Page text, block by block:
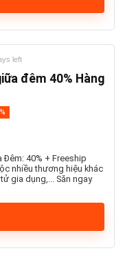
left
đêm 40% Hàng
40% + Freeship
nhiều thương hiệu khác
gia dụng,... Săn ngay